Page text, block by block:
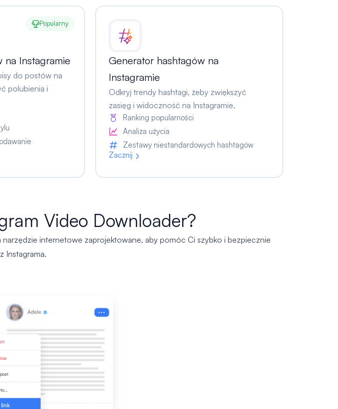
na Instagramie
do postów na
polubienia i
Popularny
Generator hashtagów na
Instagramie
Odkryj trendy hashtagi, żeby zwiększyć
zasięg i widoczność na Instagramie.
Ranking popularności
Analiza użycia
Zestawy niestandardowych hashtagów
Zacznij
Video Downloader?
internetowe zaprojektowane, aby pomóc Ci szybko i bezpiecznie
Instagrama.